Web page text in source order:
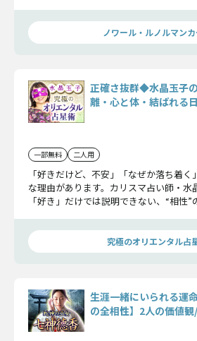
ノワール・ルノルマン
正確さ抜群◆水晶玉子
離・心と体・結ばれる日
一部無料 二人用
「好きだけど、不安」「なぜか落ち着
な理由があります。カリスマ占い師・水
「好き」だけでは説明できない、“相性”
トを徹底的に占います。
究極のオリエンタル占
生涯一緒にいられる運
の全相性】2人の価値